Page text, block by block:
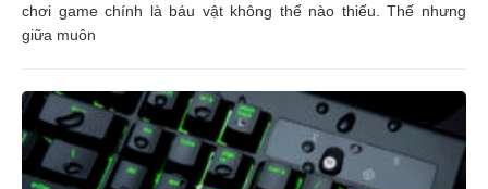
chơi game chính là báu vật không thể nào thiếu. Thế nhưng
giữa muôn